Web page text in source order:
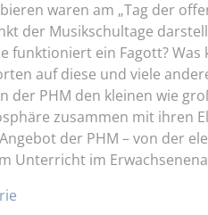
waren am „Tag der
der Musikschultage
funktioniert ein Fagott?
auf diese und viele
der PHM den kleinen wie
zusammen mit ihren
der PHM – von der
Unterricht im